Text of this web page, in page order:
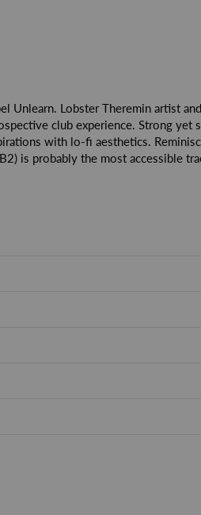
Unlearn. Lobster Theremin artist
club experience. Strong
with lo-fi aesthetics.
is probably the most accessible